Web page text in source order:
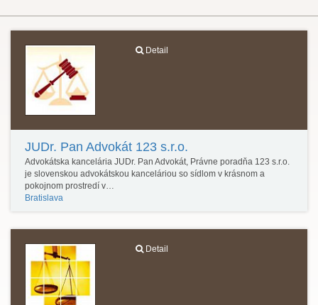
Detail
JUDr. Pan Advokát 123 s.r.o.
Advokátska kancelária JUDr. Pan Advokát, Právne poradňa 123 s.r.o.
je slovenskou advokátskou kanceláriou so sídlom v krásnom a
pokojnom prostredí v…
Bratislava
Detail